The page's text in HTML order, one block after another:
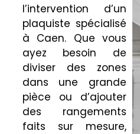
l’intervention d’un
plaquiste spécialisé
à Caen. Que vous
ayez besoin de
diviser des zones
dans une grande
pièce ou d’ajouter
des rangements
faits sur mesure,